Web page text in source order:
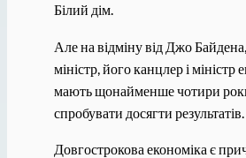
Білий дім.
Але на відміну від Джо
міністр, його канцлер і міністр
мають щонайменше чотири
спробувати досягти результатів.
Довгострокова економіка є